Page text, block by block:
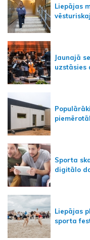
Liepājas
Jaunajā
uzstāsies
Sporta
digitālo
Liepājas
sporta